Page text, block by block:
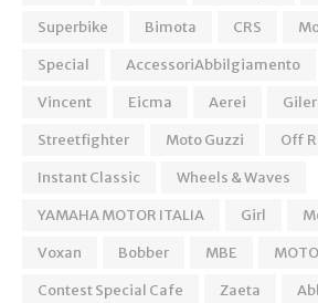
Superbike
Bimota CRS
Special
AccessoriAbbilgiamento
Vincent
Eicma Aerei
Streetfighter
Moto Guzzi
Off
Instant Classic
Wheels & Waves
YAMAHA MOTOR ITALIA
Girl
Voxan
Bobber MBE
MOTO
Contest Special Cafe
Zaeta